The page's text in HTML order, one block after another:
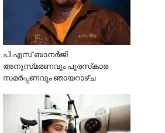
പി.എസ് ബാനർജി
അനുസ്‌മരണവും പുരസ്‌കാര
സമർപ്പണവും ഞായറാഴ്ച